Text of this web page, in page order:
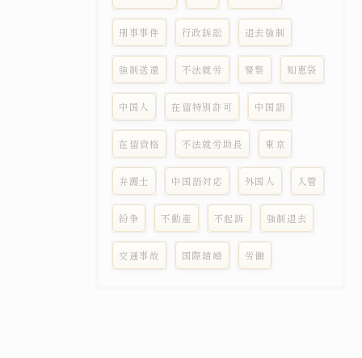
刑事事件 行政訴訟 退去強制
強制送還 不法就労 警察 知恵袋
中国人 在留特別許可 中国語
在留資格 不法就労助長 東京
弁護士 中国語対応 外国人 入管
紛争 不動産 不起訴 強制退去
交通事故 国際結婚 労働